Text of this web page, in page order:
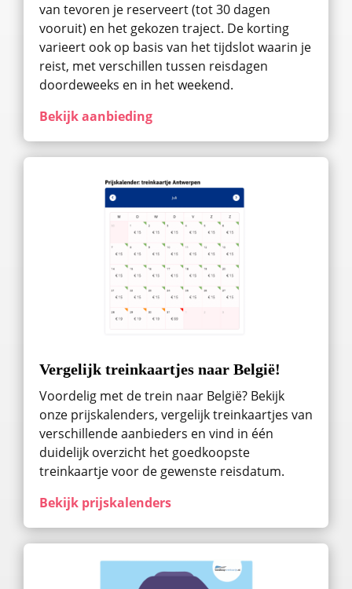
van tevoren je reserveert (tot 30 dagen
vooruit) en het gekozen traject. De korting
varieert ook op basis van het tijdslot waarin je
reist, met verschillen tussen reisdagen
doordeweeks en in het weekend.
Bekijk aanbieding
Vergelijk treinkaartjes naar België!
Voordelig met de trein naar België? Bekijk
onze prijskalenders, vergelijk treinkaartjes van
verschillende aanbieders en vind in één
duidelijk overzicht het goedkoopste
treinkaartje voor de gewenste reisdatum.
Bekijk prijskalenders